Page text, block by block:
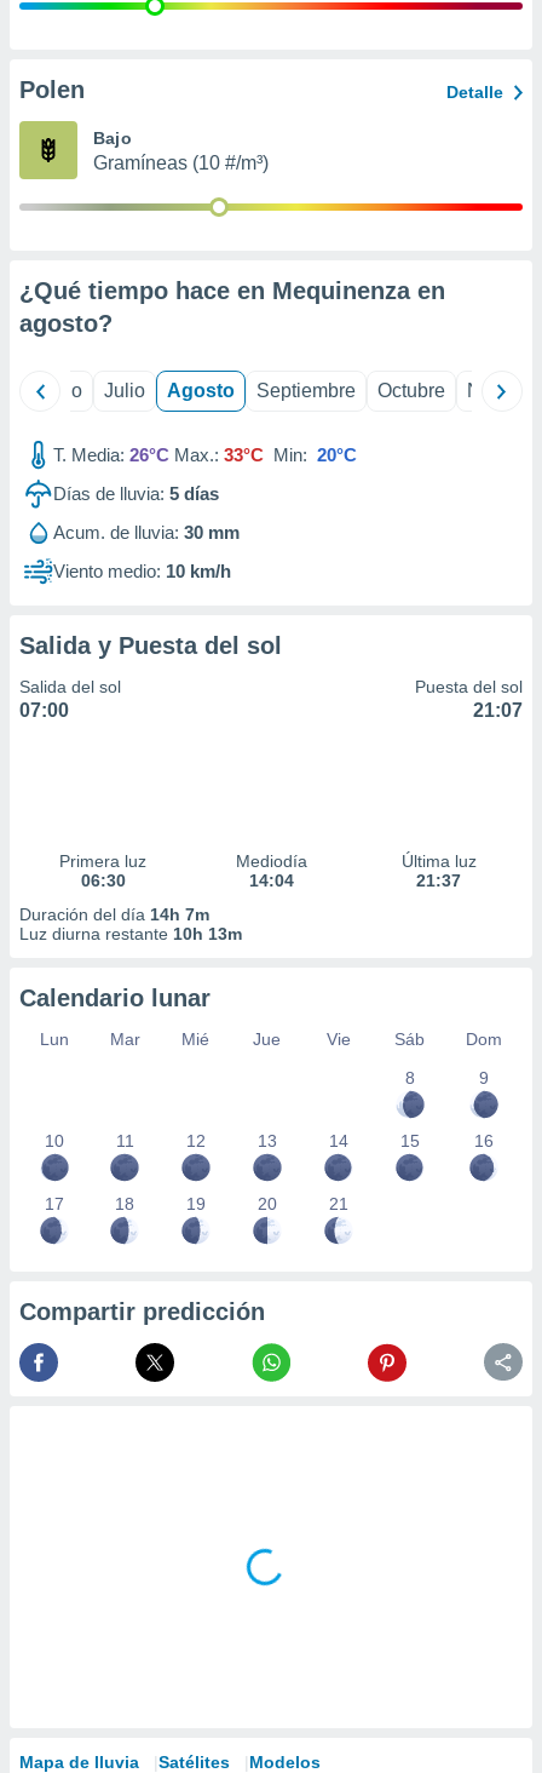
publicidad
de
Polen Detalle
Bajo
Gramíneas (10 #/m³)
¿Qué tiempo hace en Mequinenza en
agosto?
Junio Julio Agosto Septiembre Octubre
T. Media: 26°C Max.: 33°C Min: 20°C
Días de lluvia: 5 días
Acum. de lluvia: 30 mm
Viento medio: 10 km/h
Salida y Puesta del sol
Salida del sol
07:00
Puesta del sol
21:07
Primera luz
06:30
Mediodía
14:04
Última luz
21:37
Duración del día 14h 7m
Luz diurna restante 10h 13m
Calendario lunar
Lun Mar Mié Jue Vie Sáb
Dom
8
9
10 11 12 13 14 15 16
17 18 19 20 21
Compartir predicción
Mapa de lluvia Satélites Modelos